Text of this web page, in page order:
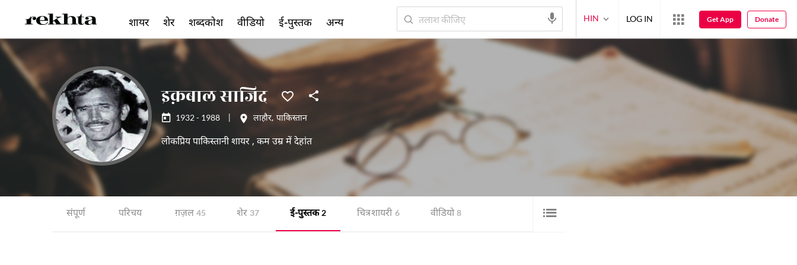
इक़बाल साजिद
1932 - 1988 लाहौर, पाकिस्तान
लोकप्रिय पाकिस्तानी शायर , कम उम्र में देहांत
संपूर्ण परिचय ग़ज़ल 45 शेर 37 ई-पुस्तक 2 चित्र शायरी 6 वीडियो 8
शायर शेर शब्दकोश वीडियो ई-पुस्तक अन्य HIN LOG IN Get App Donate